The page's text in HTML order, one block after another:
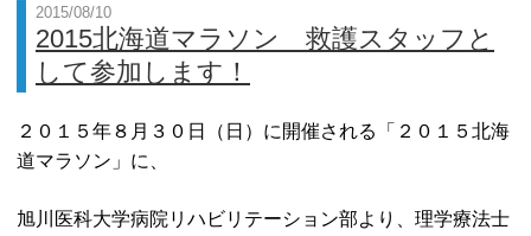
2015/08/10
2015北海道マラソン 救護スタッフと
して参加します！
２０１５年８月３０日（日）に開催される「２０１５北海
道マラソン」に、
旭川医科大学病院リハビリテーション部より、理学療法士